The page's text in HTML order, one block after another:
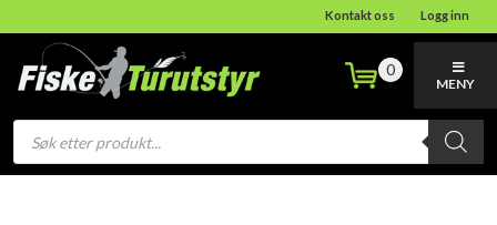
Kontakt oss Logg inn
Products
search
0
MENY